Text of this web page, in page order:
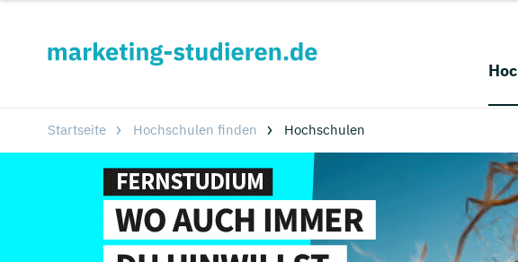
Startseite Hochschulen finden Hochschulen